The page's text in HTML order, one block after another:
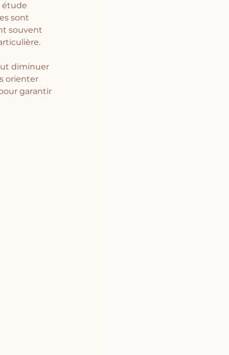
étude
sont
souvent
diminuer
orienter
garantir